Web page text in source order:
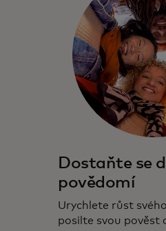
Dostaňte se
povědomí
Urychlete růst
posilte svou pověst